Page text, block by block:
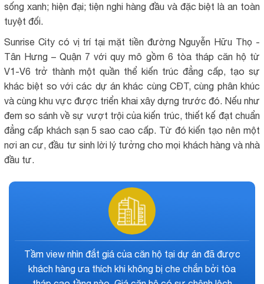
sống xanh; hiện đại; tiện nghi hàng đầu và đặc biệt là an toàn
tuyệt đối.
Sunrise City có vị trí tại mặt tiền đường Nguyễn Hữu Thọ -
Tân Hưng – Quận 7 với quy mô gồm 6 tòa tháp căn hộ từ
V1-V6 trở thành một quần thể kiến trúc đẳng cấp, tạo sự
khác biệt so với các dự án khác cùng CĐT, cùng phân khúc
và cùng khu vực được triển khai xây dựng trước đó. Nếu như
đem so sánh về sự vượt trội của kiến trúc, thiết kế đạt chuẩn
đẳng cấp khách sạn 5 sao cao cấp. Từ đó kiến tạo nên một
nơi an cư, đầu tư sinh lời lý tưởng cho mọi khách hàng và nhà
đầu tư.
giá bán của dự án đa dạng cho từng sản phẩm,
hợp với nhu cầu của khách hàng, nhà đầu tư khi